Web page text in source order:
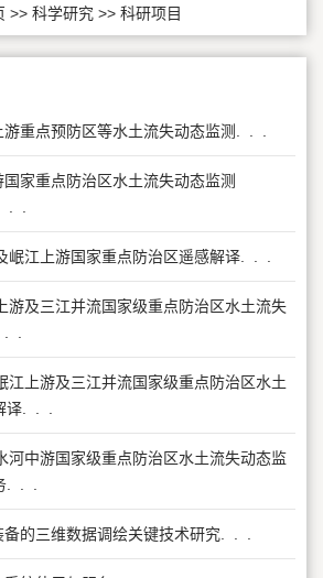
>> 科学研究 >> 科研项目
游重点预防区等水土流失动态监测. . .
国家重点防治区水土流失动态监测
. .
岷江上游国家重点防治区遥感解译. . .
游及三江并流国家级重点防治区水土流失
.
江上游及三江并流国家级重点防治区水土
译. . .
河中游国家级重点防治区水土流失动态监
. . .
备的三维数据调绘关键技术研究. . .